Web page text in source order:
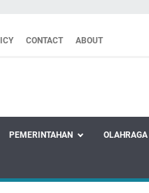
CONTACT ABOUT
PEMERINTAHAN OLAHRAGA